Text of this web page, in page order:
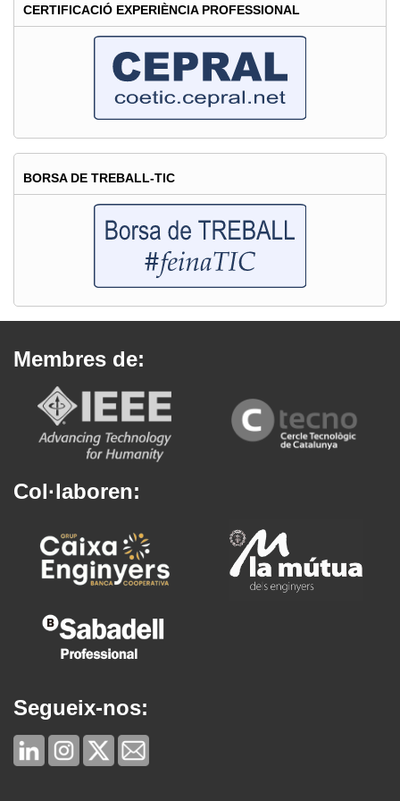
CERTIFICACIÓ EXPERIÈNCIA PROFESSIONAL
BORSA DE TREBALL-TIC
Membres de:
Col·laboren:
Segueix-nos: